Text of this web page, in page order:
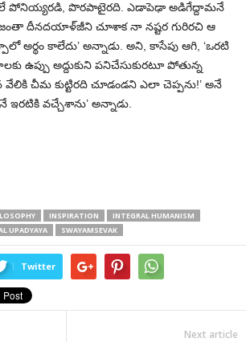
పోనియ్యరడి, పొరపాటైరది. ఎడాపెఢా అడిగేద్దామనే
దీనదయాళ్‌జీని చూశాక నా నష్టర గురిరచి ఆ
కాలేదు’ అన్నాడు. అని, కాసేపు ఆగి, ‘ఒరటి
అద్దుకుని పనిచేసుకురటూ పోతున్న
చీమ కుట్టిరది చూడండని ఎలా చెప్పను!’ అనే
ఇరటికి వచ్చేశాను’ అన్నాడు.
INSPIRATION
INTEGRAL HUMANISM
UPADYAYA SWAYAMSEVAK
Twitter
Next article